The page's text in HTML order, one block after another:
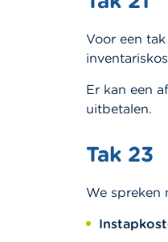
Voor een
Er kan een
uitbetalen.
Tak 23
We spreken